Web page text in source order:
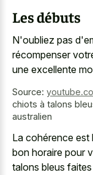
Les débuts
N'oubliez pas
récompenser
une excellente
Source:
chiots à talons
australien
La cohérence est
bon horaire pour
talons bleus